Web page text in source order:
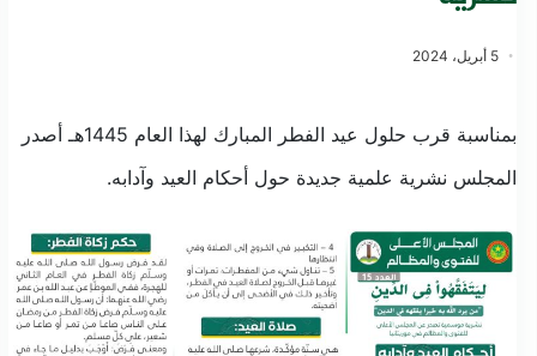
5 أبريل، 2024
بمناسبة قرب حلول عيد الفطر المبارك لهذا العام 1445هـ أصدر
المجلس نشرية علمية جديدة حول أحكام العيد وآدابه.